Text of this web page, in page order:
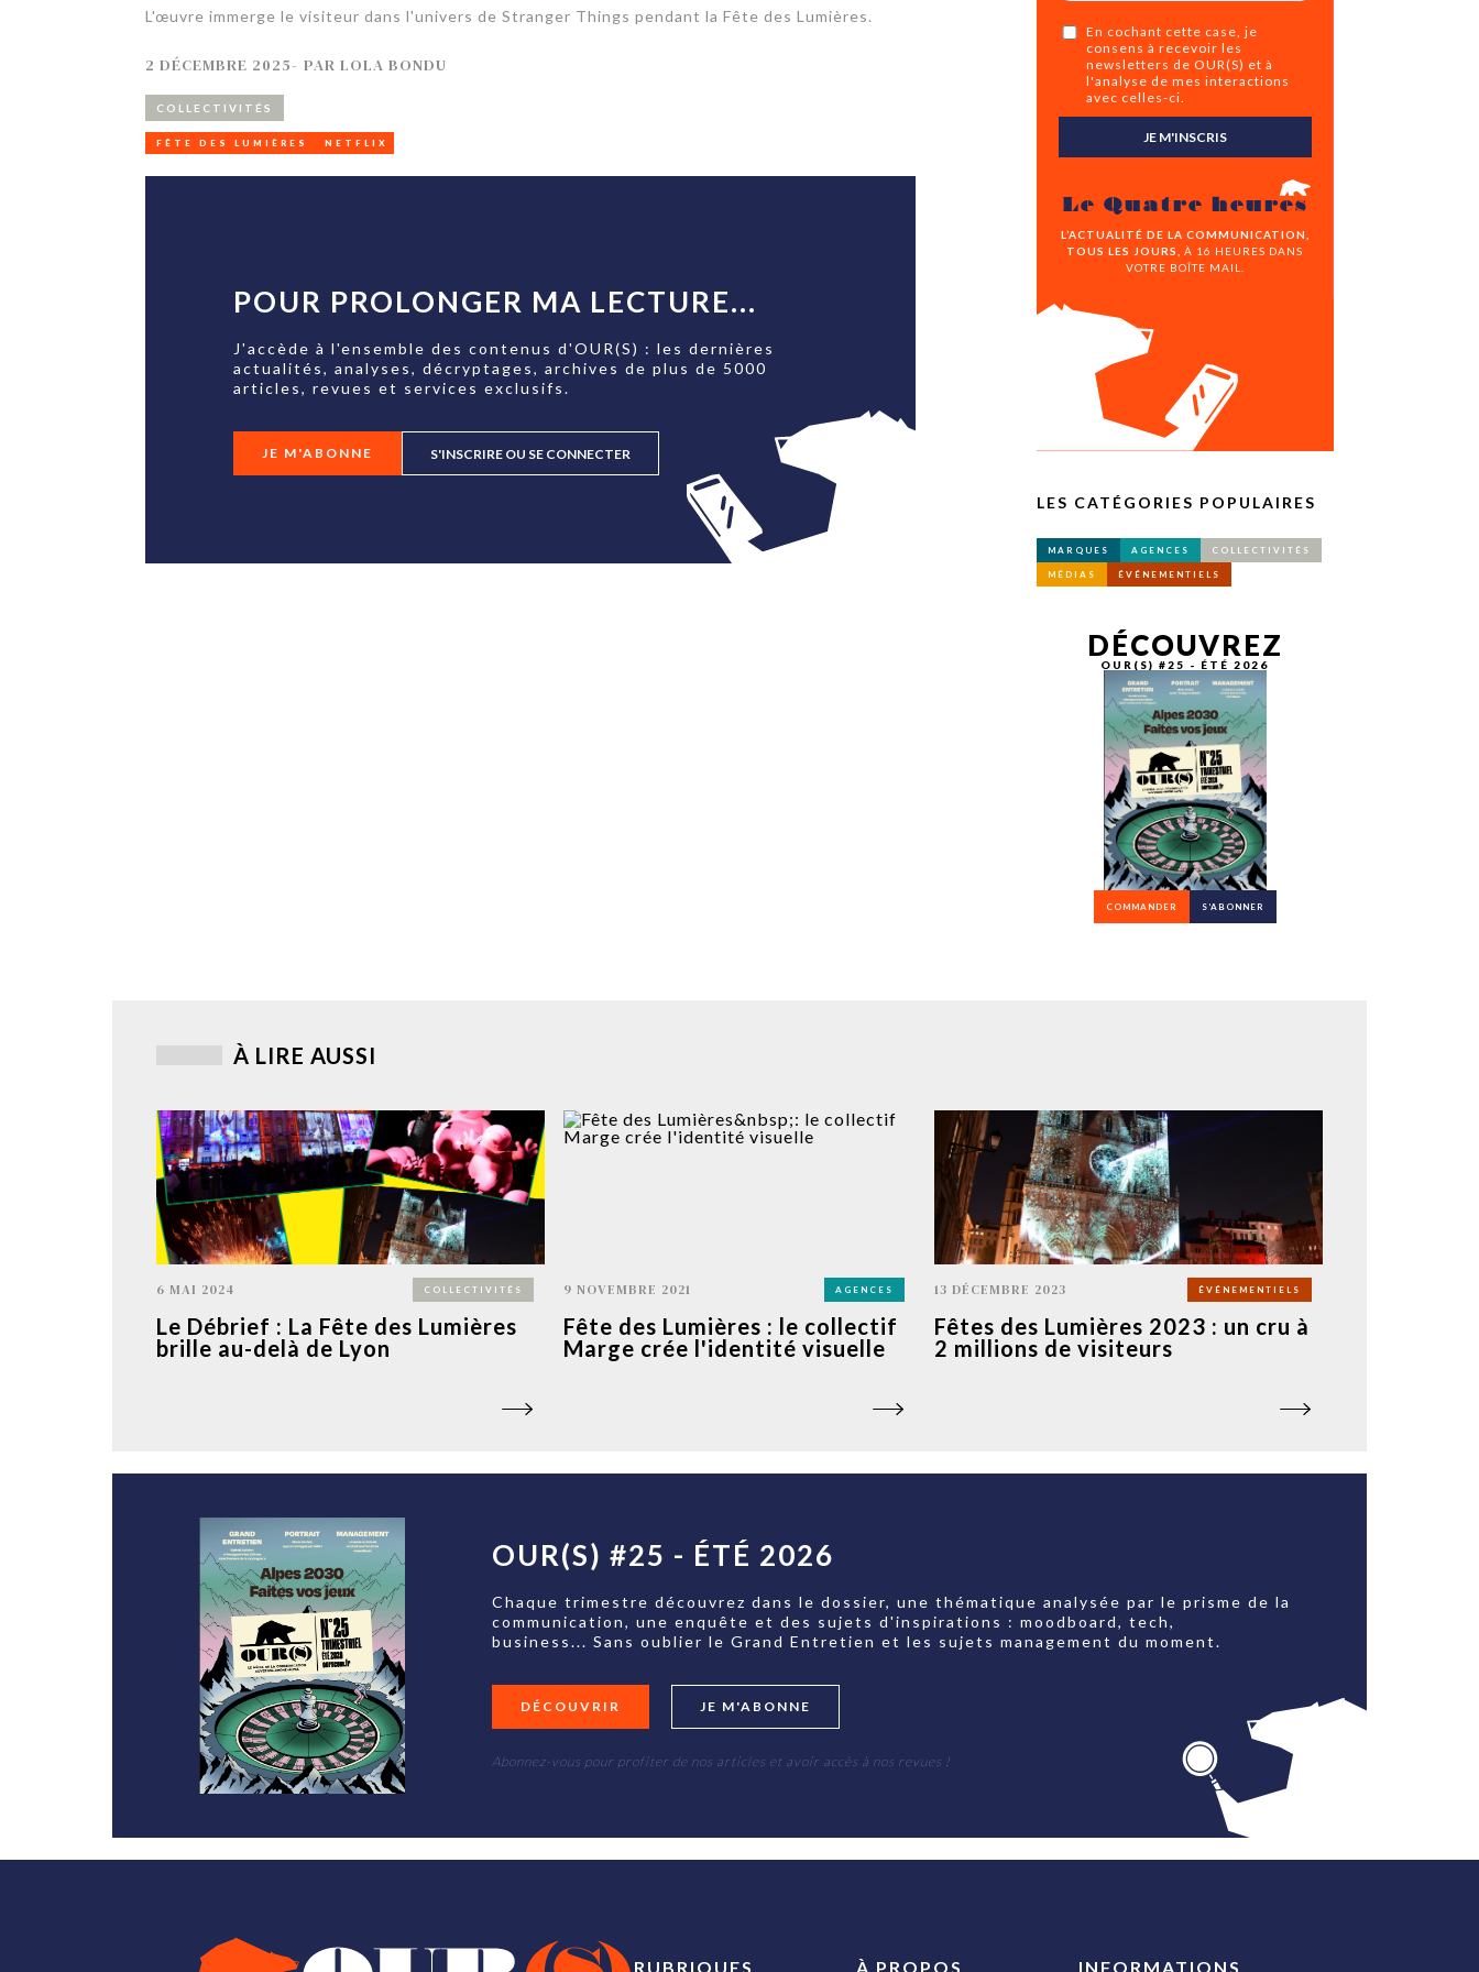
L'œuvre immerge le visiteur dans l'univers de Stranger Things pendant la Fête des Lumières.
2 DÉCEMBRE 2025- PARLOLA BONDU
COLLECTIVITÉS
FÊTE DES LUMIÈRES NETFLIX
POUR PROLONGER MA LECTURE...
J'accède à l'ensemble des contenus d'OUR(S) : les dernières
actualités, analyses, décryptages, archives de plus de 5000
articles, revues et services exclusifs.
JE M'ABONNE S'INSCRIRE OU SE CONNECTER
En cochant cette case, je
consens à recevoir les
newsletters de OUR(S) et à
l'analyse de mes interactions
avec celles-ci.
JE M'INSCRIS
Le Quatre heures
L’ACTUALITÉ DE LA COMMUNICATION,
TOUS LES JOURS,
À 16 HEURES DANS
VOTRE BOÎTE MAIL.
LES CATÉGORIES POPULAIRES
MARQUES AGENCES COLLECTIVITÉS
MÉDIAS ÉVÉNEMENTIELS
DÉCOUVREZ
OUR(S) #25 - ÉTÉ 2026
COMMANDER S’ABONNER
À LIRE AUSSI
6 MAI 2024 COLLECTIVITÉS
Le Débrief : La Fête des Lumières
brille au-delà de Lyon
9 NOVEMBRE 2021 AGENCES
Fête des Lumières : le collectif
Marge crée l'identité visuelle
13 DÉCEMBRE 2023 ÉVÉNEMENTIELS
Fêtes des Lumières 2023 : un cru à
2 millions de visiteurs
OUR(S) #25 - ÉTÉ 2026
Chaque trimestre découvrez dans le dossier, une thématique analysée par le prisme de la
communication, une enquête et des sujets d'inspirations : moodboard, tech,
business... Sans oublier le Grand Entretien et les sujets management du moment.
DÉCOUVRIR JE M'ABONNE
Abonnez-vous pour profiter de nos articles et avoir accès à nos revues !
RUBRIQUES À PROPOS INFORMATIONS